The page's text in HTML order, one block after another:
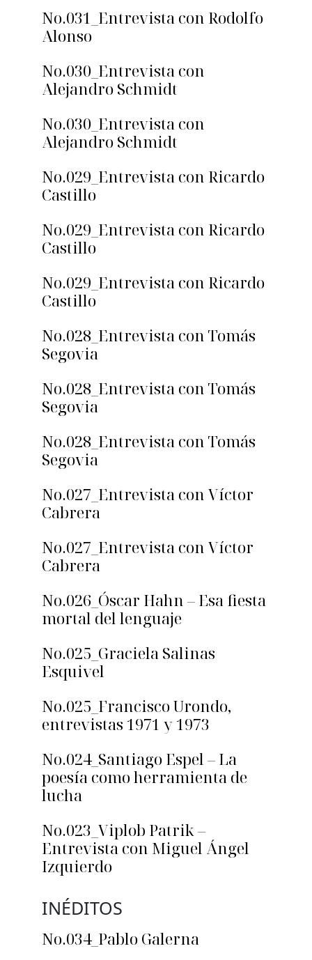
No.031_Entrevista con Rodolfo
Alonso
No.030_Entrevista con
Alejandro Schmidt
No.030_Entrevista con
Alejandro Schmidt
No.029_Entrevista con Ricardo
Castillo
No.029_Entrevista con Ricardo
Castillo
No.029_Entrevista con Ricardo
Castillo
No.028_Entrevista con Tomás
Segovia
No.028_Entrevista con Tomás
Segovia
No.028_Entrevista con Tomás
Segovia
No.027_Entrevista con Víctor
Cabrera
No.027_Entrevista con Víctor
Cabrera
No.026_Óscar Hahn – Esa fiesta
mortal del lenguaje
No.025_Graciela Salinas
Esquivel
No.025_Francisco Urondo,
entrevistas 1971 y 1973
No.024_Santiago Espel – La
poesía como herramienta de
lucha
No.023_Viplob Patrik –
Entrevista con Miguel Ángel
Izquierdo
INÉDITOS
No.034_Pablo Galerna